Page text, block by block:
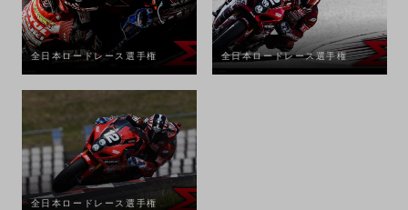
全日本ロードレース選手権 全日本ロードレース選手権
全日本ロードレース選手権